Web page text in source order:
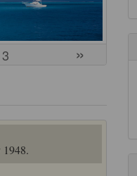
»
1948.